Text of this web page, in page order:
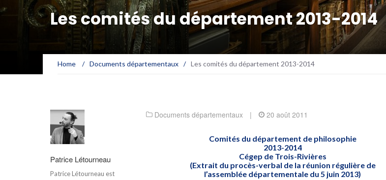
Les comités du département 2013-2014
Home / Documents départementaux / Les comités du département 2013-2014
Patrice Létourneau
Patrice Létourneau est
Documents départementaux | 20 août 2011
Comités du département de philosophie
2013-2014
Cégep de Trois-Rivières
(Extrait du procès-verbal de la réunion régulière de
l’assemblée départementale du 5 juin 2013)